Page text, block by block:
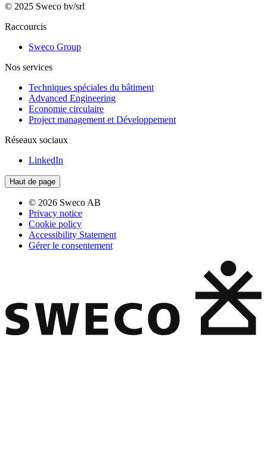
© 2025 Sweco bv/srl
Raccourcis
Sweco Group
Nos services
Techniques spéciales du bâtiment
Advanced Engineering
Economie circulaire
Project management et Développement
Réseaux sociaux
LinkedIn
Haut de page
© 2026 Sweco AB
Privacy notice
Cookie policy
Accessibility Statement
Gérer le consentement